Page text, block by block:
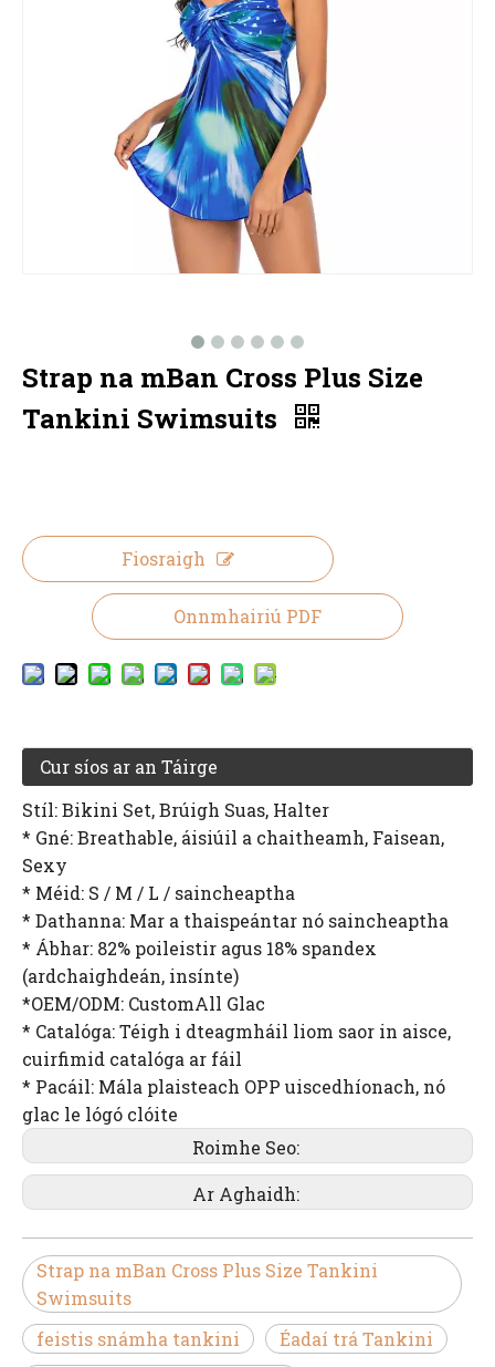
Strap na mBan Cross Plus Size
Tankini Swimsuits
Fiosraigh
Onnmhairiú PDF
Cur síos ar an Táirge
Stíl: Bikini Set, Brúigh Suas, Halter
* Gné: Breathable, áisiúil a chaitheamh, Faisean,
Sexy
* Méid: S / M / L / saincheaptha
* Dathanna: Mar a thaispeántar nó saincheaptha
* Ábhar: 82% poileistir agus 18% spandex
(ardchaighdeán, insínte)
*OEM/ODM: CustomAll Glac
* Catalóga: Téigh i dteagmháil liom saor in aisce,
cuirfimid catalóga ar fáil
* Pacáil: Mála plaisteach OPP uiscedhíonach, nó
glac le lógó clóite
Roimhe Seo:
Ar Aghaidh:
Strap na mBan Cross Plus Size Tankini
Swimsuits
feistis snámha tankini
Éadaí trá Tankini